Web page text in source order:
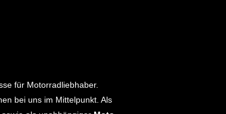
für Motorradliebhaber.
bei uns im Mittelpunkt. Als